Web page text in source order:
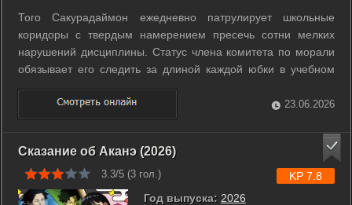
Того Сакурадаймон ежедневно патрулирует школьные
коридоры с твердым намерением пресечь сотни мелких
нарушений дисциплины. Статус члена комитета по морали
обязывает его следить за длиной каждой юбки в учебном
заведении. Того мечтает об идеальном порядке в стенах
школы, где тысячи учеников обязаны беспрекословно
следовать правилам. Однако его планы ...
23.06.2026
Сказание об Аканэ (2026)
3.3/5 (3 гол.)
Год выпуска: 2026
KP 7.8